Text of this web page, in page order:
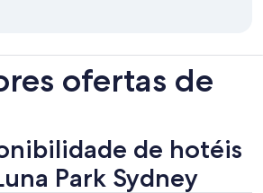
ofertas de
de hotéis
Park Sydney